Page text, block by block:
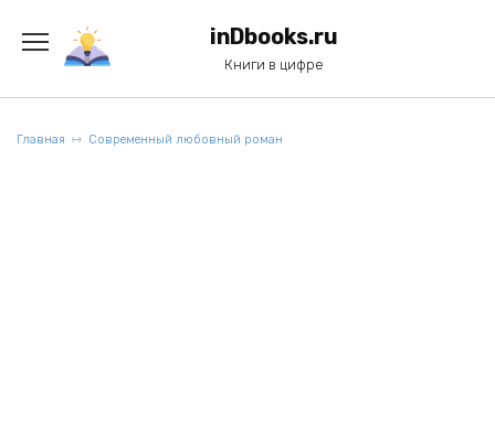
содержанию
inDbooks.ru
Книги в цифре
Главная Современный любовный роман